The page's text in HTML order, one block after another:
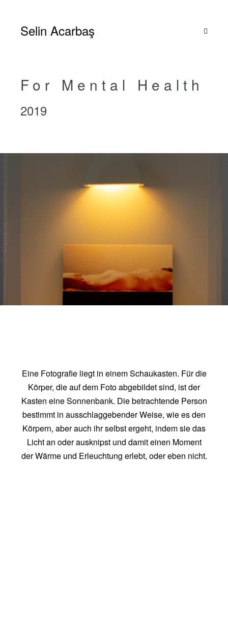
springenSelin Acarbaş
For Mental Health
2019
Eine Fotografie liegt in einem Schaukasten. Für die
Körper, die auf dem Foto abgebildet sind, ist der
Kasten eine Sonnenbank. Die betrachtende Person
bestimmt in ausschlaggebender Weise, wie es den
Körpern, aber auch ihr selbst ergeht, indem sie das
Licht an oder ausknipst und damit einen Moment
der Wärme und Erleuchtung erlebt, oder eben nicht.